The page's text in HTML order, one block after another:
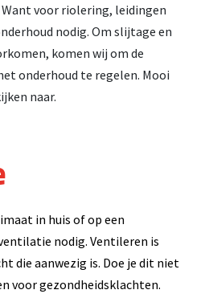
voor riolering, leidingen
nodig. Om slijtage en
komen wij om de
onderhoud te regelen. Mooi
naar.
in huis of op een
nodig. Ventileren is
die aanwezig is. Doe je dit niet
voor gezondheidsklachten.